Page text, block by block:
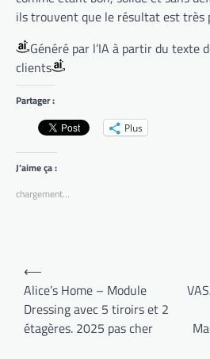
ils trouvent que le résultat est très
Généré par l’IA à partir du texte
clients
Partager :
Plus
J’aime ça :
chargement…
Navigation
de
l’article
⟵
Alice’s Home – Module
Dressing avec 5 tiroirs et 2
étagères. 2025 pas cher